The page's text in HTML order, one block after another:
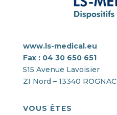
www.ls-medical.eu
Fax : 04 30 650 651
515 Avenue Lavoisier
ZI Nord – 13340 ROGNAC
VOUS ÊTES